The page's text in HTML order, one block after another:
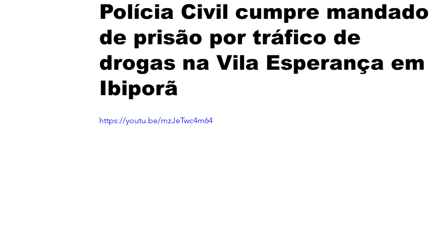
Polícia Civil cumpre mandado
de prisão por tráfico de
drogas na Vila Esperança em
Ibiporã
https://youtu.be/mzJeTwc4m64